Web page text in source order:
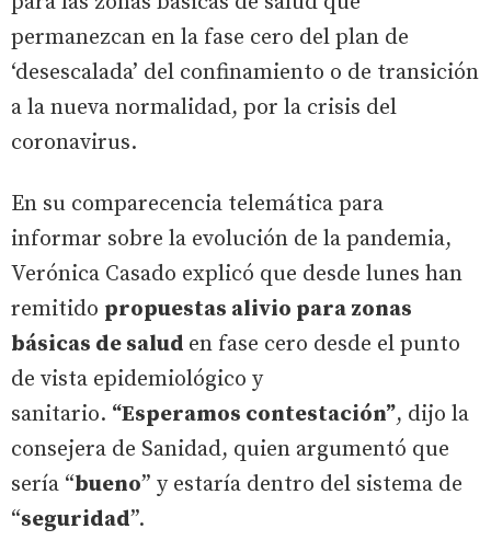
permanezcan en la fase cero del plan de
‘desescalada’ del confinamiento o de transición
a la nueva normalidad, por la crisis del
coronavirus.
En su comparecencia telemática para
informar sobre la evolución de la pandemia,
Verónica Casado explicó que desde lunes han
remitido propuestas alivio para zonas
básicas de salud en fase cero desde el punto
de vista epidemiológico y
sanitario. “Esperamos contestación”, dijo la
consejera de Sanidad, quien argumentó que
sería “bueno” y estaría dentro del sistema de
“seguridad”.